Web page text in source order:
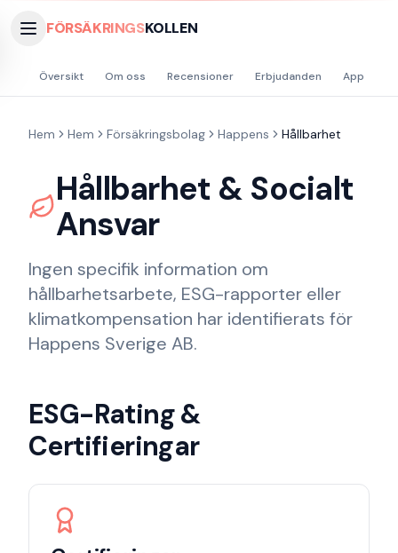
FÖRSÄKRINGSKOLLEN
Översikt Om oss Recensioner Erbjudanden App
Hem Hem Försäkringsbolag Happens Hållbarhet
Hållbarhet & Socialt
Ansvar
Ingen specifik information om
hållbarhetsarbete, ESG-rapporter eller
klimatkompensation har identifierats för
Happens Sverige AB.
ESG-Rating &
Certifieringar